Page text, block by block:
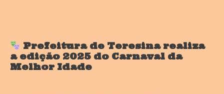
Prefeitura de Teresina realiza
a edição 2025 do Carnaval da
Melhor Idade